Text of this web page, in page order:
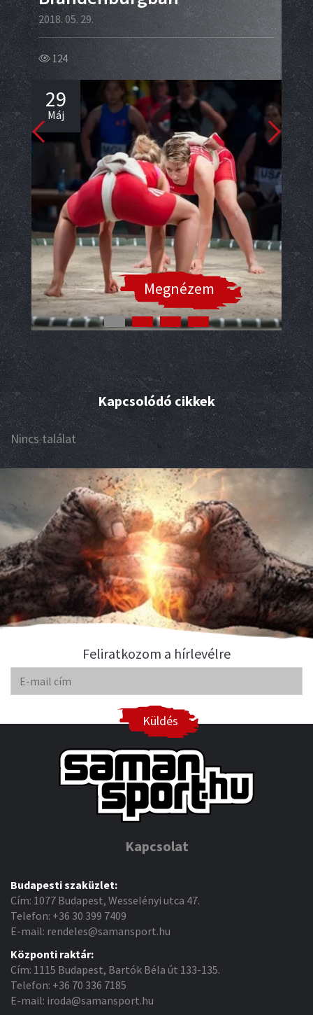
Megnézem
2018. 05. 29.
124
29
Máj
42
Kapcsolódó cikkek
Nincs találat
Feliratkozom a hírlevélre
Küldés
Kapcsolat
Budapesti szaküzlet:
Cím: 1077 Budapest, Wesselényi utca 47.
Telefon: +36 30 399 7409
E-mail: rendeles@samansport.hu
Központi raktár:
Cím: 1115 Budapest, Bartók Béla út 133-135.
Telefon: +36 70 336 7185
E-mail: iroda@samansport.hu